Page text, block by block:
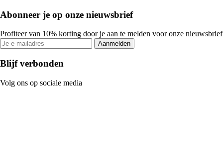
Abonneer je op onze nieuwsbrief
Profiteer van 10% korting door je aan te melden voor onze nieuwsbrief
Aanmelden
Blijf verbonden
Volg ons op sociale media